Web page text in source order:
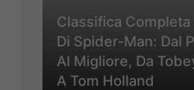
Classifica Completa
Di Spider-Man: Dal
Al Migliore, Da
A Tom Holland